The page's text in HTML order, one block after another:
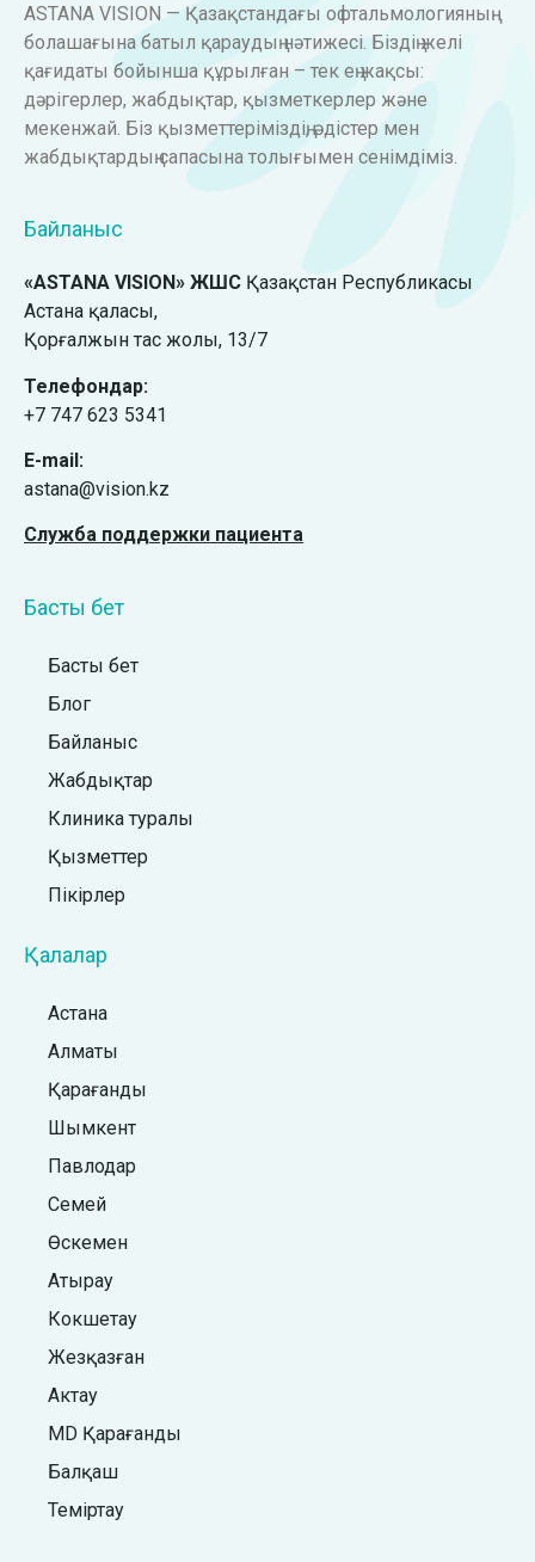
ASTANA VISION — Қазақстандағы офтальмологияның
болашағына батыл қараудың нәтижесі. Біздің желі
қағидаты бойынша құрылған – тек ең жақсы:
дәрігерлер, жабдықтар, қызметкерлер және
мекенжай. Біз қызметтеріміздің, әдістер мен
жабдықтардың сапасына толығымен сенімдіміз.
Байланыс
«ASTANA VISION» ЖШС Қазақстан Республикасы
Астана қаласы,
Қорғалжын тас жолы, 13/7
Телефондар:
+7 747 623 5341
E-mail:
astana@vision.kz
Служба поддержки пациента
Басты бет
Басты бет
Блог
Байланыс
Жабдықтар
Клиника туралы
Қызметтер
Пікірлер
Қалалар
Астана
Алматы
Қарағанды
Шымкент
Павлодар
Семей
Өскемен
Атырау
Кокшетау
Жезқазған
Актау
MD Қарағанды
Балқаш
Теміртау